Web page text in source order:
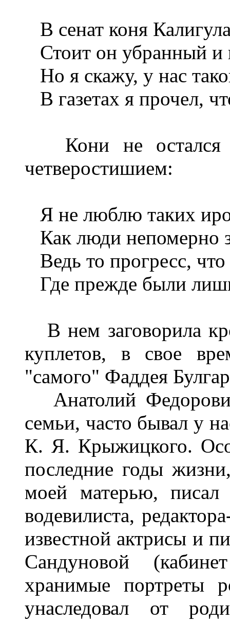
В сенат коня
Стоит он убранный и
Но я скажу, у нас
В газетах я прочел,
Кони не остался
четверостишием:
Я не люблю таких
Как люди непомерно
Ведь то прогресс,
Где прежде были
В нем заговорила
куплетов, в свое
"самого" Фаддея
Анатолий
семьи, часто бывал у
К. Я. Крыжицкого.
последние годы
моей матерью,
водевилиста,
известной актрисы и
Сандуновой
хранимые портреты
унаследовал от